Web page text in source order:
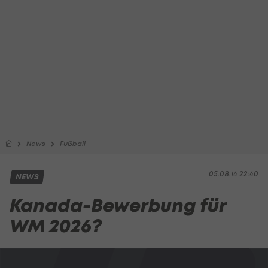
News Fußball
05.08.14 22:40
NEWS
Kanada-Bewerbung für
WM 2026?